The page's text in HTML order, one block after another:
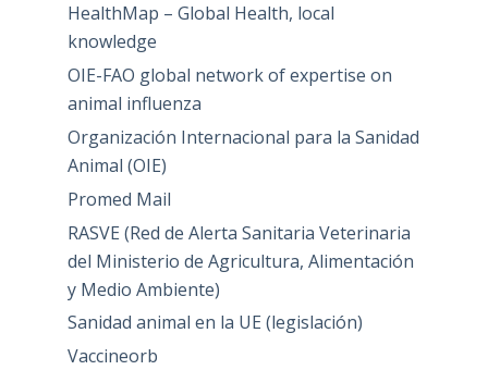
HealthMap – Global Health, local
knowledge
OIE-FAO global network of expertise on
animal influenza
Organización Internacional para la Sanidad
Animal (OIE)
Promed Mail
RASVE (Red de Alerta Sanitaria Veterinaria
del Ministerio de Agricultura, Alimentación
y Medio Ambiente)
Sanidad animal en la UE (legislación)
Vaccineorb